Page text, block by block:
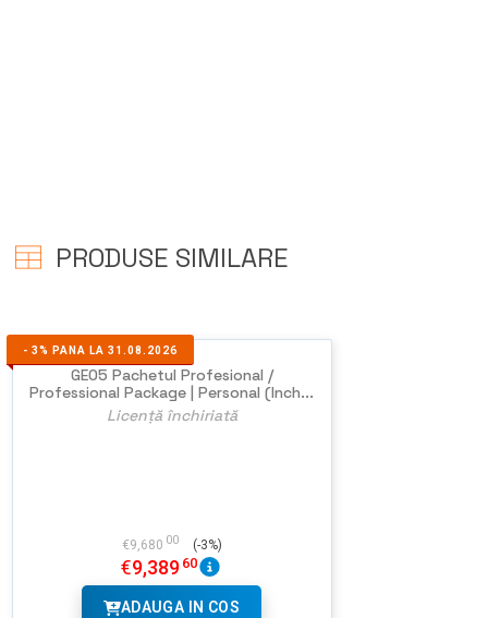
PRODUSE SIMILARE
- 3% PANA LA 31.08.2026
GEO5 Pachetul Profesional /
Professional Package | Personal (Inch...
Licență închiriată
€9,680 00 (-3%)
€9,389 60
ADAUGA IN COS